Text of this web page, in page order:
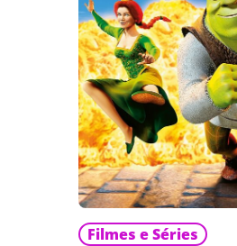
Filmes e Séries